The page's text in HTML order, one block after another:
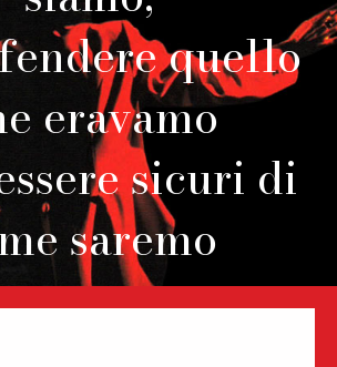
quello
eravamo
sicuri di
saremo